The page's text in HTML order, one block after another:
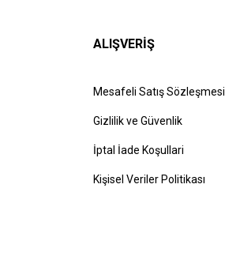
ALIŞVERİŞ
Mesafeli Satış Sözleşmesi
Gizlilik ve Güvenlik
İptal İade Koşullari
Kişisel Veriler Politikası